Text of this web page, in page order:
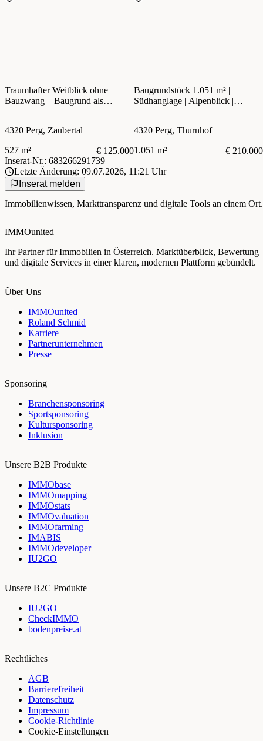
Traumhafter Weitblick ohne
Bauzwang – Baugrund als
4320 Perg, Zaubertal
527 m²
€ 125.000
Baugrundstück 1.051 m² |
Südhanglage | Alpenblick |
4320 Perg, Thurnhof
1.051 m²
€ 210.000
Inserat-Nr.: 683266291739
Letzte Änderung: 09.07.2026, 11:21 Uhr
Inserat melden
Immobilienwissen, Markttransparenz und digitale Tools an einem Ort.
IMMOunited
Ihr Partner für Immobilien in Österreich. Marktüberblick, Bewertung
und digitale Services in einer klaren, modernen Plattform gebündelt.
Über Uns
IMMOunited
Roland Schmid
Karriere
Partnerunternehmen
Presse
Sponsoring
Branchensponsoring
Sportsponsoring
Kultursponsoring
Inklusion
Unsere B2B Produkte
IMMObase
IMMOmapping
IMMOstats
IMMOvaluation
IMMOfarming
IMABIS
IMMOdeveloper
IU2GO
Unsere B2C Produkte
IU2GO
CheckIMMO
bodenpreise.at
Rechtliches
AGB
Barrierefreiheit
Datenschutz
Impressum
Cookie-Richtlinie
Cookie-Einstellungen